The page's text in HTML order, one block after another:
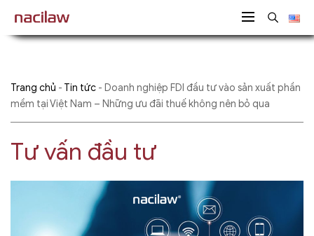
Trang chủ - Tin tức - Doanh nghiệp FDI đầu tư vào sản xuất phần
mềm tại Việt Nam – Những ưu đãi thuế không nên bỏ qua
Tư vấn đầu tư